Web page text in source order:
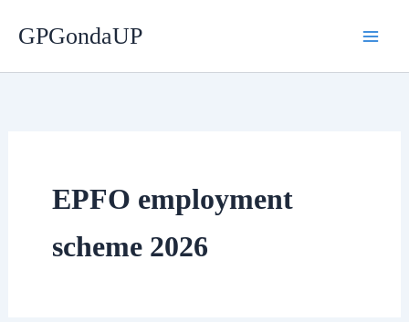
GPGondaUP
EPFO employment
scheme 2026